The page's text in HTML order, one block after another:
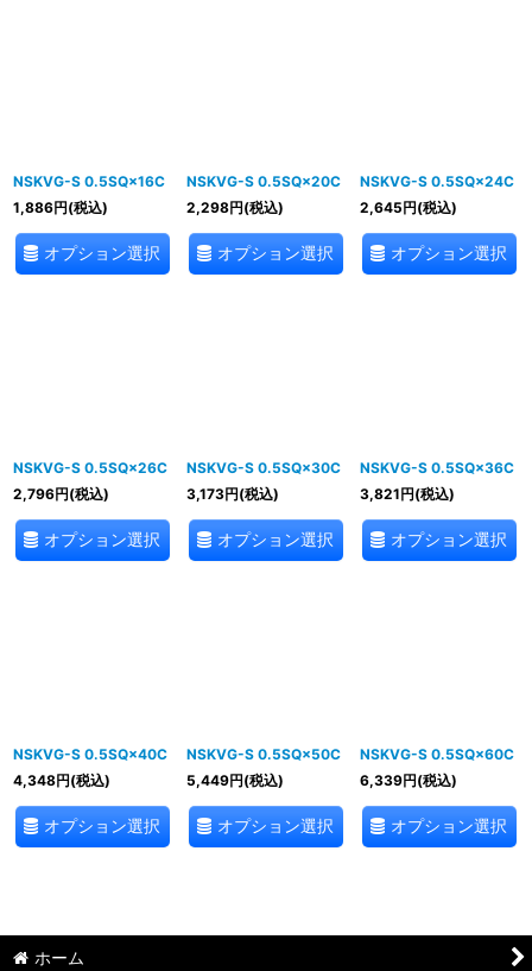
NSKVG-S 0.5SQ×16C
1,886円(税込)
オプション選択
NSKVG-S 0.5SQ×20C
2,298円(税込)
オプション選択
NSKVG-S 0.5SQ×24C
2,645円(税込)
オプション選択
NSKVG-S 0.5SQ×26C
2,796円(税込)
オプション選択
NSKVG-S 0.5SQ×30C
3,173円(税込)
オプション選択
NSKVG-S 0.5SQ×36C
3,821円(税込)
オプション選択
NSKVG-S 0.5SQ×40C
4,348円(税込)
オプション選択
NSKVG-S 0.5SQ×50C
5,449円(税込)
オプション選択
NSKVG-S 0.5SQ×60C
6,339円(税込)
オプション選択
ホーム